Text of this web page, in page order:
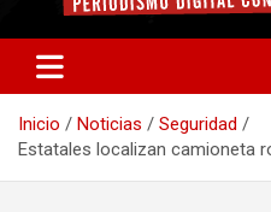
Extraoficial
Inicio Noticias
Seguridad
Estatales localizan camioneta